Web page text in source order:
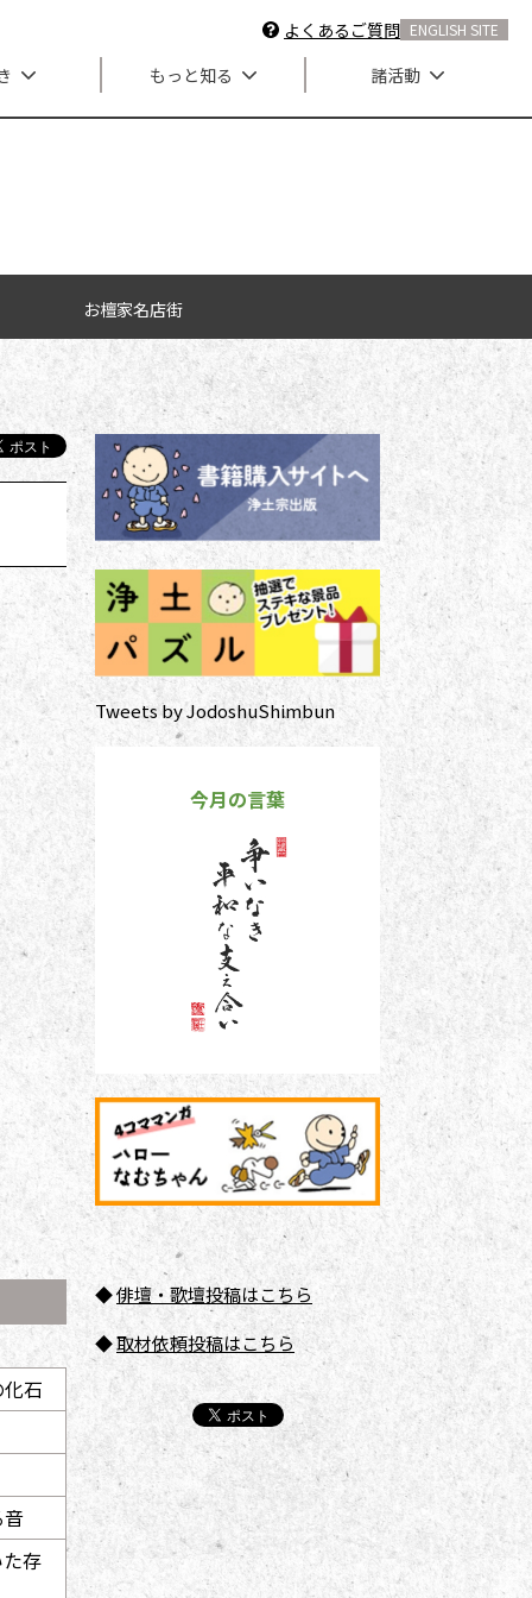
よくあるご質問 ENGLISH SITE
もっと知る 諸活動
お檀家名店街
石
存
Tweets by JodoshuShimbun
今月の言葉
◆俳壇・歌壇投稿はこちら
◆取材依頼投稿はこちら